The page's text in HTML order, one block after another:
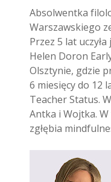
Absolwentka
Warszawskiego
Przez 5 lat
Helen Doron
Olsztynie, gdzie
6 miesięcy do 12
Teacher Status.
Antka i Wojtka. W
zgłębia